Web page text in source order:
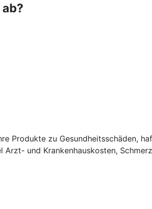
Produkte zu Gesundheitsschäden,
Arzt- und Krankenhauskosten,